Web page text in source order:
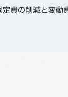
費の削減と変動